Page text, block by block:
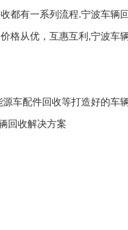
都有一系列流程.宁波车辆
格从优，互惠互利,宁波车
车配件回收等打造好的车
回收解决方案